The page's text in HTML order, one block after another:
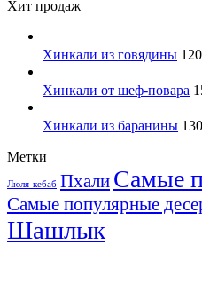
Хит продаж
Хинкали из говядины
Хинкали от шеф-повара
Хинкали из баранины
Метки
Люля-кебаб Пхали Самые
Самые популярные
Шашлык